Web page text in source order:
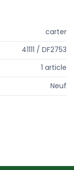
carter
41111 / DF2753
1 article
Neuf